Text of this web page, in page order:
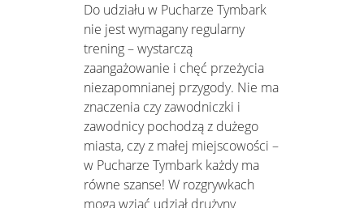
Do udziału w Pucharze Tymbark
nie jest wymagany regularny
trening – wystarczą
zaangażowanie i chęć przeżycia
niezapomnianej przygody. Nie ma
znaczenia czy zawodniczki i
zawodnicy pochodzą z dużego
miasta, czy z małej miejscowości –
w Pucharze Tymbark każdy ma
równe szanse! W rozgrywkach
mogą wziąć udział drużyny